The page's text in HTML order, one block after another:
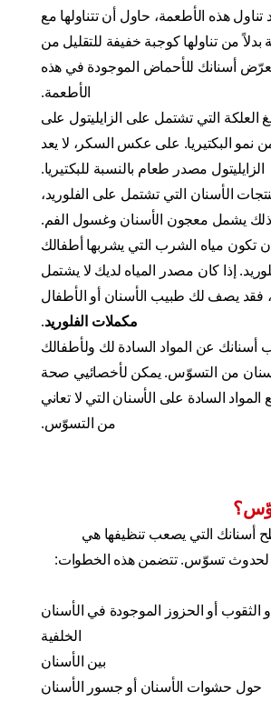
هذه الأطعمة، حاول أن تتناولها مع
بدلاً من تناولها كوجبة خفيفة للتقليل من
أسنانك للأحماض الموجودة في هذه
الأطعمة.
التي تشتمل على الزايليتول على
نمو البكتيريا. على عكس السكر، لا يعد
الزايليتول مصدر طعام بالنسبة للبكتيريا.
الأسنان التي تشتمل على الفلوريد،
يشمل معجون الأسنان وغسول الفم.
مياه الشرب التي يشربها أطفالك
إذا كان مصدر المياه لديك لا يشتمل
فقد يصف لك طبيب الأسنان أو الأطفال
مكملات الفلوريد.
أسنانك عن المواد السادة لك ولأطفالك
من التسوّس. يمكن لأخصائيي صحة
السادة على الأسنان التي لا تعاني
من التسوّس.
أسنانك التي يصعب تنظيفها هي
لحدوث تسوّس. تتضمن هذه الخطوات:
الثقوب أو الحزوز الموجودة في الأسنان
الخلفية
بين الأسنان
حول حشوات الأسنان أو جسور الأسنان